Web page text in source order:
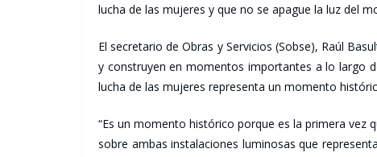
lucha de las mujeres y que no se apague la luz del
El secretario de Obras y Servicios (Sobse), Raúl
y construyen en momentos importantes a lo largo
lucha de las mujeres representa un momento
“Es un momento histórico porque es la primera vez
sobre ambas instalaciones luminosas que